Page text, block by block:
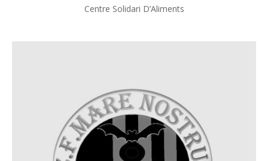
Centre Solidari D’Aliments